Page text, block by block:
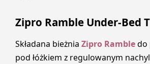
Zipro Ramble Under-Bed
Składana bieżnia Zipro Rambledo
pod łóżkiem z regulowanym